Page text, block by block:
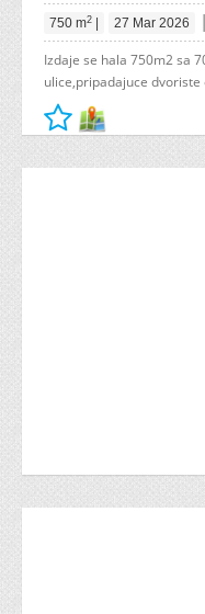
750 m2 27 Mar 2026 |
Izdaje se hala 750m2 sa
ulice,pripadajuce dvoriste